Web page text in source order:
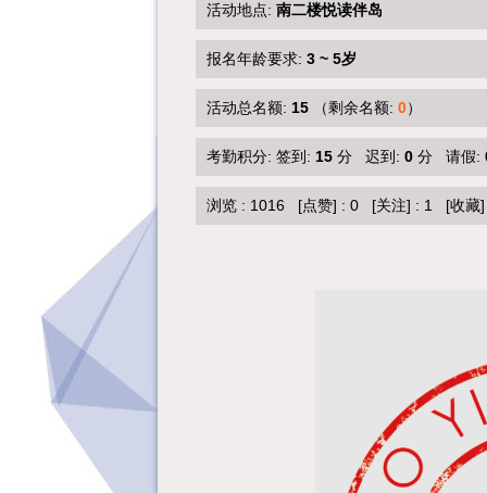
活动地点: 南二楼悦读伴岛
报名年龄要求: 3 ~ 5岁
活动总名额: 15 （剩余名额: 0）
考勤积分: 签到: 15 分 迟到: 0 分 请假:
浏览 : 1016 [点赞] : 0 [关注] : 1 [收藏]